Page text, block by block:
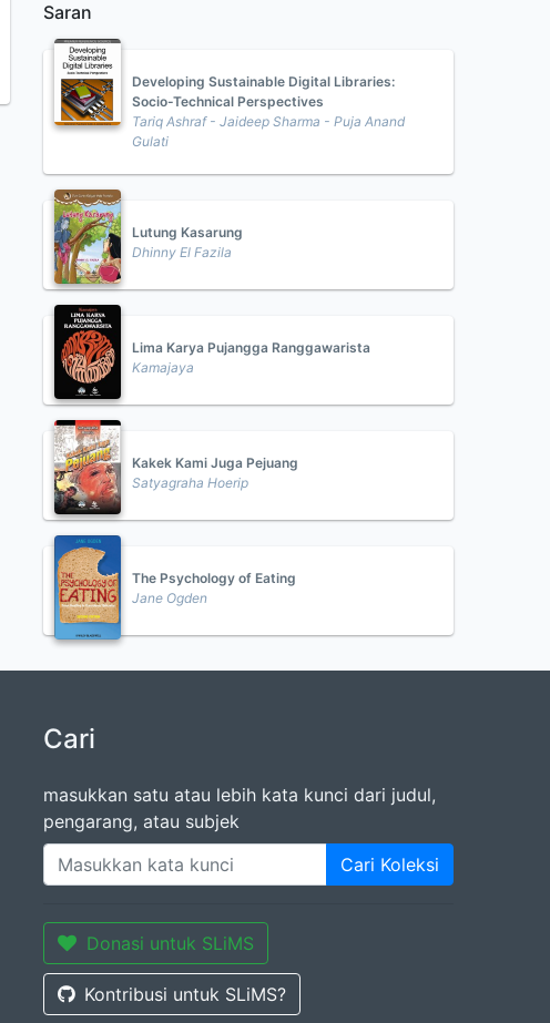
Saran
Developing Sustainable Digital Libraries:
Socio-Technical Perspectives
Tariq Ashraf - Jaideep Sharma - Puja Anand
Gulati
Lutung Kasarung
Dhinny El Fazila
Lima Karya Pujangga Ranggawarista
Kamajaya
Kakek Kami Juga Pejuang
Satyagraha Hoerip
The Psychology of Eating
Jane Ogden
Cari
masukkan satu atau lebih kata kunci dari judul,
pengarang, atau subjek
Cari Koleksi
Donasi untuk SLiMS
Kontribusi untuk SLiMS?